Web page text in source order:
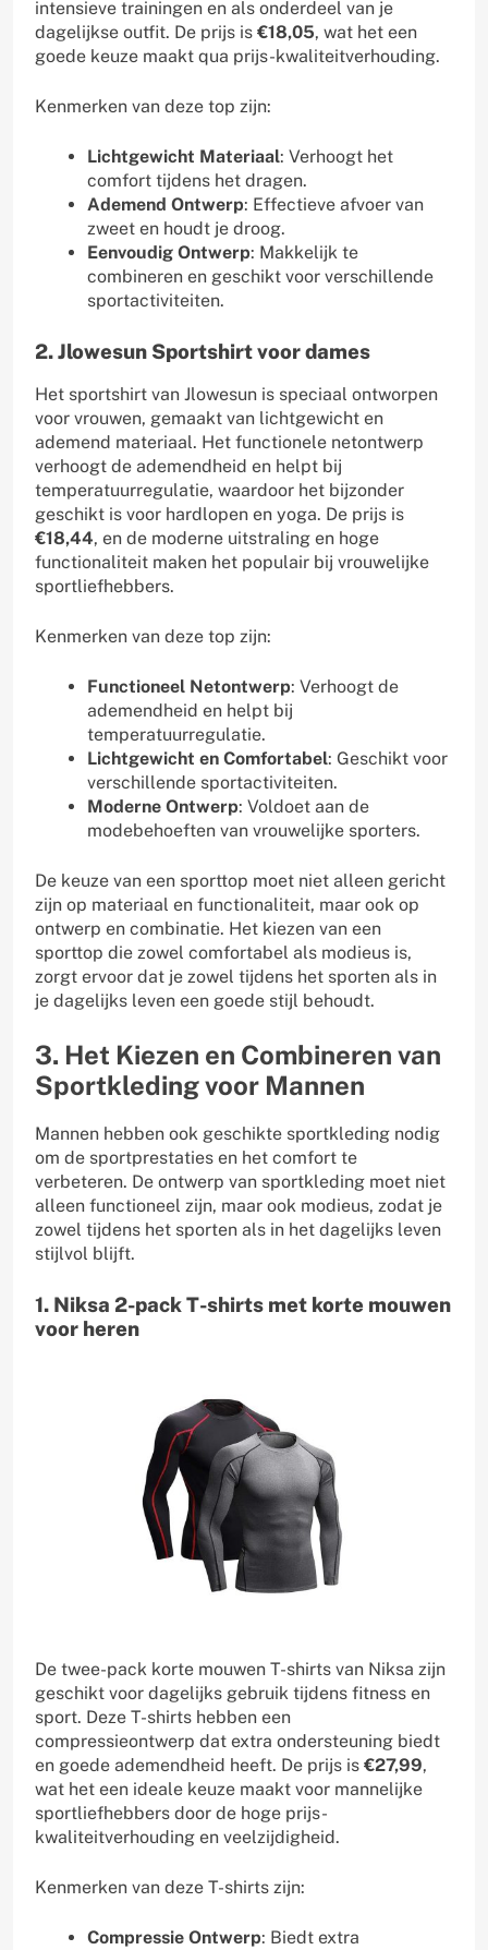
intensieve trainingen en als onderdeel van je
dagelijkse outfit. De prijs is €18,05, wat het een
goede keuze maakt qua prijs-kwaliteitverhouding.
Kenmerken van deze top zijn:
Lichtgewicht Materiaal: Verhoogt het
comfort tijdens het dragen.
Ademend Ontwerp: Effectieve afvoer van
zweet en houdt je droog.
Eenvoudig Ontwerp: Makkelijk te
combineren en geschikt voor verschillende
sportactiviteiten.
2. Jlowesun Sportshirt voor dames
Het sportshirt van Jlowesun is speciaal ontworpen
voor vrouwen, gemaakt van lichtgewicht en
ademend materiaal. Het functionele netontwerp
verhoogt de ademendheid en helpt bij
temperatuurregulatie, waardoor het bijzonder
geschikt is voor hardlopen en yoga. De prijs is
€18,44, en de moderne uitstraling en hoge
functionaliteit maken het populair bij vrouwelijke
sportliefhebbers.
Kenmerken van deze top zijn:
Functioneel Netontwerp: Verhoogt de
ademendheid en helpt bij
temperatuurregulatie.
Lichtgewicht en Comfortabel: Geschikt voor
verschillende sportactiviteiten.
Moderne Ontwerp: Voldoet aan de
modebehoeften van vrouwelijke sporters.
De keuze van een sporttop moet niet alleen gericht
zijn op materiaal en functionaliteit, maar ook op
ontwerp en combinatie. Het kiezen van een
sporttop die zowel comfortabel als modieus is,
zorgt ervoor dat je zowel tijdens het sporten als in
je dagelijks leven een goede stijl behoudt.
3. Het Kiezen en Combineren van
Sportkleding voor Mannen
Mannen hebben ook geschikte sportkleding nodig
om de sportprestaties en het comfort te
verbeteren. De ontwerp van sportkleding moet niet
alleen functioneel zijn, maar ook modieus, zodat je
zowel tijdens het sporten als in het dagelijks leven
stijlvol blijft.
1. Niksa 2-pack T-shirts met korte mouwen
voor heren
De twee-pack korte mouwen T-shirts van Niksa zijn
geschikt voor dagelijks gebruik tijdens fitness en
sport. Deze T-shirts hebben een
compressieontwerp dat extra ondersteuning biedt
en goede ademendheid heeft. De prijs is €27,99,
wat het een ideale keuze maakt voor mannelijke
sportliefhebbers door de hoge prijs-
kwaliteitverhouding en veelzijdigheid.
Kenmerken van deze T-shirts zijn:
Compressie Ontwerp: Biedt extra